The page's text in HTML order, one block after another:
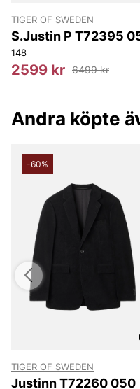
TIGER OF SWEDEN
S.Justin P T72395
148
2599 kr 6499 kr
Andra köpte
-60%
TIGER OF SWEDEN
Justinn T72260 050